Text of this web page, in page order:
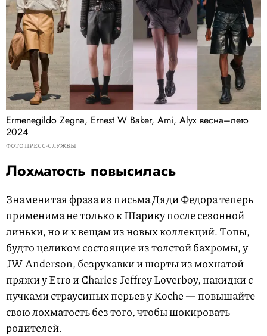
Ermenegildo Zegna, Ernest W Baker, Ami, Alyx весна–лето
2024
ФОТО ПРЕСС-СЛУЖБЫ
Лохматость повысилась
Знаменитая фраза из письма Дяди Федора теперь
применима не только к Шарику после сезонной
линьки, но и к вещам из новых коллекций. Топы,
будто целиком состоящие из толстой бахромы, у
JW Anderson, безрукавки и шорты из мохнатой
пряжи у Etro и Charles Jeffrey Loverboy, накидки с
пучками страусиных перьев у Koche — повышайте
свою лохматость без того, чтобы шокировать
родителей.